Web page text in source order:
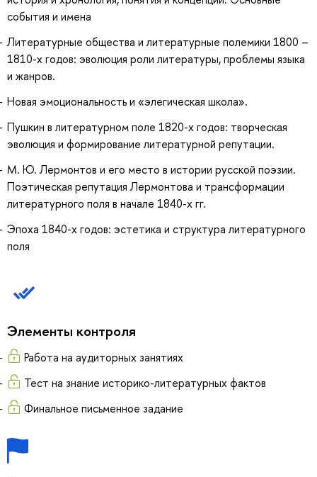
события и имена
Литературные общества и литературные полемики 1800 –
1810-х годов: эволюция роли литературы, проблемы языка
и жанров.
Новая эмоциональность и «элегическая школа».
Пушкин в литературном поле 1820-х годов: творческая
эволюция и формирование литературной репутации.
М. Ю. Лермонтов и его место в истории русской поэзии.
Поэтическая репутация Лермонтова и трансформации
литературного поля в начале 1840-х гг.
Эпоха 1840-х годов: эстетика и структура литературного
поля
Элементы контроля
Работа на аудиторных занятиях
Тест на знание историко-литературных фактов
Финальное письменное задание